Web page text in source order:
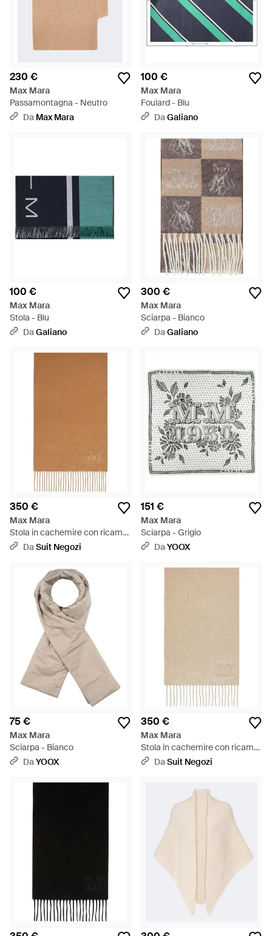
230 €
Max Mara
Passamontagna - Neutro
Da Max Mara
100 €
Max Mara
Foulard - Blu
DaGaliano
100 €
Max Mara
Stola - Blu
DaGaliano
300 €
Max Mara
Sciarpa - Bianco
DaGaliano
350 €
Max Mara
Stola in cachemire con ricamo
monogram - Neutro
DaSuit Negozi
151 €
Max Mara
Sciarpa - Grigio
DaYOOX
75 €
Max Mara
Sciarpa - Bianco
DaYOOX
350 €
Max Mara
Stola in cachemire con ricamo
monogram - Bianco
DaSuit Negozi